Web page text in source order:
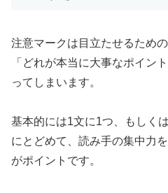
注意マークは目立たせるため
「どれが本当に大事なポイン
ってしまいます。
基本的には1文に1つ、もしく
にとどめて、読み手の集中力
がポイントです。